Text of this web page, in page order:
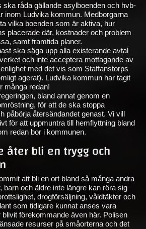
ska råda gällande asylboenden och hvb-
inom Ludvika kommun. Medborgarna
vilka boenden som är aktiva, hur
placerade där, kostnader och problem
samt framtida planer.
ska säga upp alla existerande avtal
och inte acceptera mottagande av
med det vis som Staffanstorps
agerat). Ludvika kommun har tagit
många redan!
bland annat genom en
för att de ska stoppa
påbörja återsändandet genast. Vi vill
för att uppmuntra till hemflyttning bland
redan bor i kommunen.
åter bli en trygg och
att bli en ort bland så många andra
barn och äldre inte längre kan röra sig
drogförsäljning, våldtäkter och
som tidigare kunnat anses vara
förekommande även här. Polisen
resurser på småorterna och det